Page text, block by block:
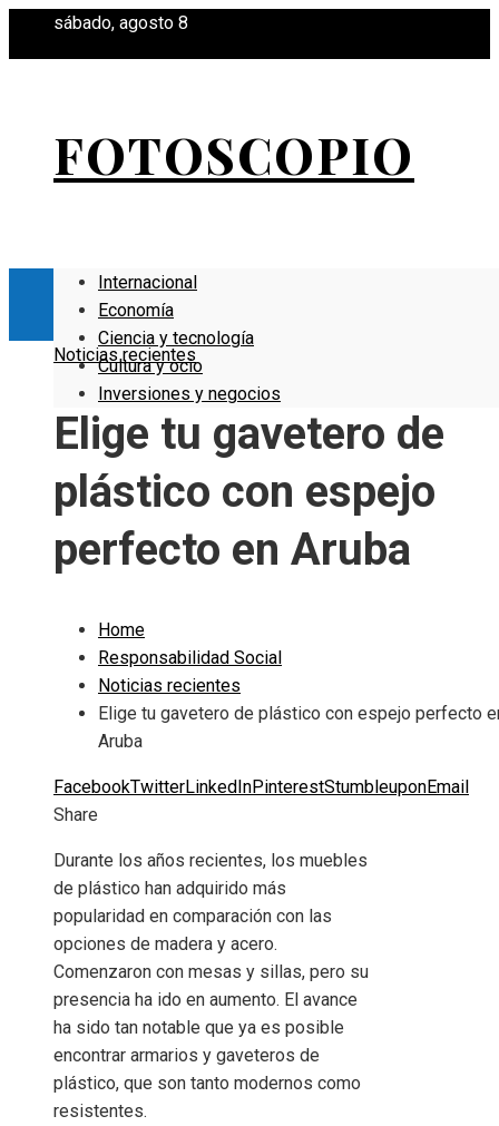
sábado, agosto 8
FOTOSCOPIO
Internacional
Economía
Ciencia y tecnología
Cultura y ocio
Inversiones y negocios
Noticias recientes
Elige tu gavetero de
plástico con espejo
perfecto en Aruba
Home
Responsabilidad Social
Noticias recientes
Elige tu gavetero de plástico con espejo perfecto
Aruba
FacebookTwitterLinkedInPinterestStumbleuponEmail
Share
Durante los años recientes, los muebles
de plástico han adquirido más
popularidad en comparación con las
opciones de madera y acero.
Comenzaron con mesas y sillas, pero su
presencia ha ido en aumento. El avance
ha sido tan notable que ya es posible
encontrar armarios y gaveteros de
plástico, que son tanto modernos como
resistentes.